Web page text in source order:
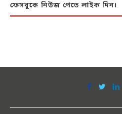
ফেসবুকে নিউজ পেতে লাইক দিন।